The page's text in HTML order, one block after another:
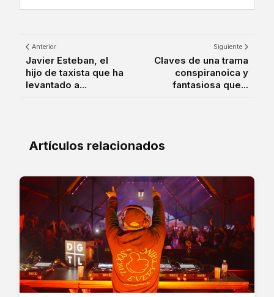
Anterior
Javier Esteban, el
hijo de taxista que ha
levantado a...
Siguiente
Claves de una trama
conspiranoica y
fantasiosa que...
Artículos relacionados